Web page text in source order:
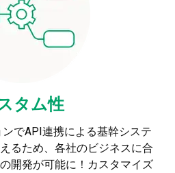
タム性
でAPI連携による基幹システ
るため、各社のビジネスに合
開発が可能に！カスタマイズ